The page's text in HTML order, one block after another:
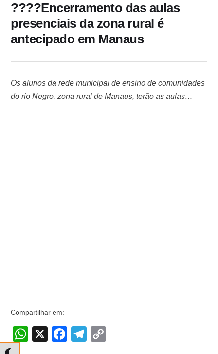
????Encerramento das aulas
presenciais da zona rural é
antecipado em Manaus
Os alunos da rede municipal de ensino de comunidades
do rio Negro, zona rural de Manaus, terão as aulas
Compartilhar em:
W
X
F
T